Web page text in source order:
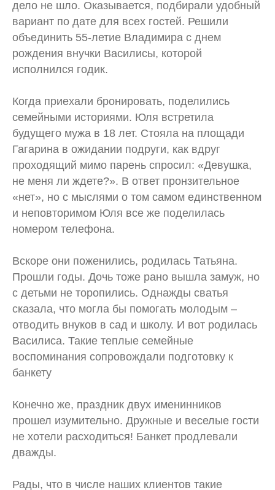
дело не шло. Оказывается, подбирали удобный
вариант по дате для всех гостей. Решили
объединить 55-летие Владимира с днем
рождения внучки Василисы, которой
исполнился годик.
Когда приехали бронировать, поделились
семейными историями. Юля встретила
будущего мужа в 18 лет. Стояла на площади
Гагарина в ожидании подруги, как вдруг
проходящий мимо парень спросил: «Девушка,
не меня ли ждете?». В ответ пронзительное
«нет», но с мыслями о том самом единственном
и неповторимом Юля все же поделилась
номером телефона.
Вскоре они поженились, родилась Татьяна.
Прошли годы. Дочь тоже рано вышла замуж, но
с детьми не торопились. Однажды сватья
сказала, что могла бы помогать молодым –
отводить внуков в сад и школу. И вот родилась
Василиса. Такие теплые семейные
воспоминания сопровождали подготовку к
банкету
Конечно же, праздник двух именинников
прошел изумительно. Дружные и веселые гости
не хотели расходиться! Банкет продлевали
дважды.
Рады, что в числе наших клиентов такие